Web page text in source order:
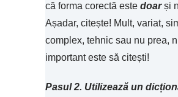
că forma corectă este doarși
Așadar, citește! Mult, variat,
complex, tehnic sau nu prea,
important este să citești!
Pasul 2. Utilizează un